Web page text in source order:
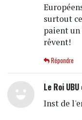
surtout
paient un
rêvent!
Répondre
Le Roi
Inst de